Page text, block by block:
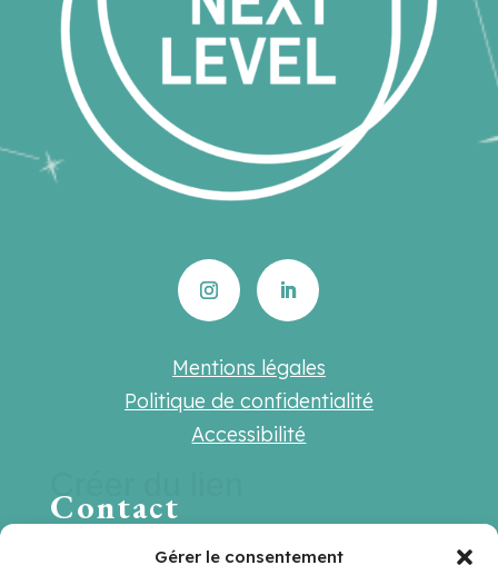
Gérer le consentement
Mentions légales
Politique de confidentialité
Accessibilité
Contact
Une question ? Une suggestion ? Une